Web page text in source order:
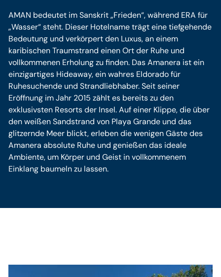
AMAN bedeutet im Sanskrit „Frieden“, während ERA für
„Wasser“ steht. Dieser Hotelname trägt eine tiefgehende
Bedeutung und verkörpert den Luxus, an einem
karibischen Traumstrand einen Ort der Ruhe und
vollkommenen Erholung zu finden. Das Amanera ist ein
einzigartiges Hideaway, ein wahres Eldorado für
Ruhesuchende und Strandliebhaber. Seit seiner
Eröffnung im Jahr 2015 zählt es bereits zu den
exklusivsten Resorts der Insel. Auf einer Klippe, die über
den weißen Sandstrand von Playa Grande und das
glitzernde Meer blickt, erleben die wenigen Gäste des
Amanera absolute Ruhe und genießen das ideale
Ambiente, um Körper und Geist in vollkommenem
Einklang baumeln zu lassen.